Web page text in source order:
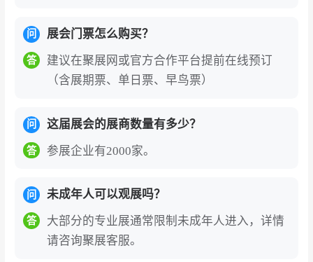
技赋能下的未来清洁新图景。
全球资源链接双引擎：作为ISSA全球展会组合的
重要成员，全面接入其遍布北美、欧洲、中东、
数据库精准EDM营销、VIP买家团定向邀约、现
uTube等海外新媒体矩阵全球推广，为参展企业
多元活动深度赋能
：同期开展“智与匠的极致追求”
系列活动，涵盖清洗保洁发展论坛、医疗环境改
问 展会门票怎么购买？
答
建议在聚展网或官方合作平台提前在线预订
（含展期票、单日票、早鸟票）
问 这届展会的展商数量有多少？
答 参展企业有2000家。
问 未成年人可以观展吗？
答
大部分的专业展通常限制未成年人进入，详情
请咨询聚展客服。